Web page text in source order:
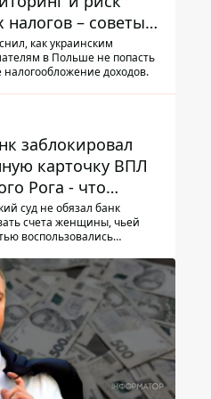
– советы
в Польше
как украинским
в Польше не попасть
налогообложение доходов.
заблокировал
карточку ВПЛ
Рога - что
суд не обязал банк
счета женщины, чьей
воспользовались